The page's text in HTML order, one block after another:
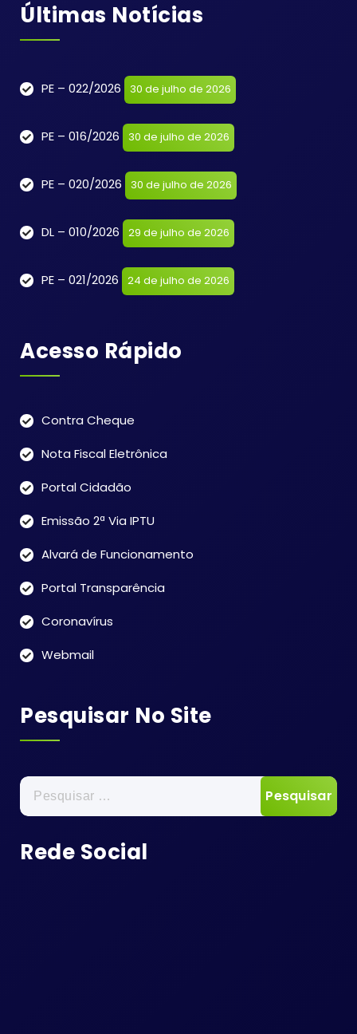
Últimas Notícias
PE – 022/2026 30 de julho de 2026
PE – 016/2026 30 de julho de 2026
PE – 020/2026 30 de julho de 2026
DL – 010/2026 29 de julho de 2026
PE – 021/2026 24 de julho de 2026
Acesso Rápido
Contra Cheque
Nota Fiscal Eletrônica
Portal Cidadão
Emissão 2ª Via IPTU
Alvará de Funcionamento
Portal Transparência
Coronavírus
Webmail
Pesquisar No Site
Pesquisar
por:
Rede Social